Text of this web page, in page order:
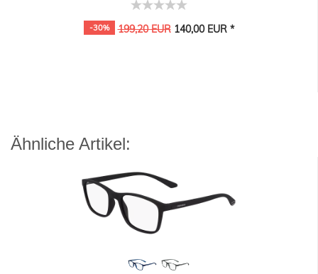
-30% 199,20 EUR140,00 EUR *
Ähnliche Artikel: